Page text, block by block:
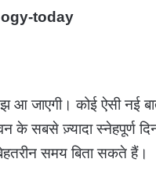
today
आ जाएगी। कोई ऐसी नई
के सबसे ज़्यादा स्नेहपूर्ण
समय बिता सकते हैं।